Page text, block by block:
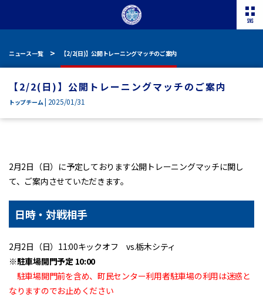
ニュース一覧 【2/2(日)】公開トレーニングマッチのご案内
【2/2(日)】公開トレーニングマッチのご案内
トップチーム| 2025/01/31
2月2日（日）に予定しております公開トレーニングマッチに関し
て、ご案内させていただきます。
日時・対戦相手
2月2日（日）11:00キックオフ vs.栃木シティ
※駐車場開門予定 10:00
駐車場開門前を含め、町民センター利用者駐車場の利用は迷惑と
なりますのでお止めください